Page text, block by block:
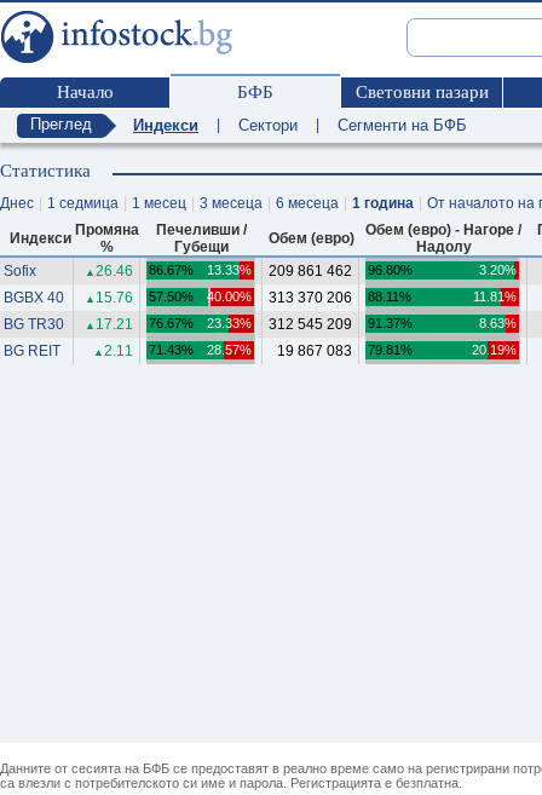
Начало БФБ Световни пазари
Преглед Индекси Сектори Сегменти на БФБ
Статистика
Днес 1 седмица 1 месец 3 месеца 6 месеца 1 година От началото на
Индекси Промяна
%
Печеливши /
Губещи
Обем (евро)
Обем (евро) - Нагоре /
Надолу
Sofix ▲ 26.46 13.33%
86.67% 209 861 462 3.20%
96.80%
BGBX 40 ▲ 15.76 40.00%
57.50% 313 370 206 11.81%
88.11%
BG TR30 ▲ 17.21 23.33%
76.67% 312 545 209 8.63%
91.37%
BG REIT ▲ 2.11 28.57%
71.43% 19 867 083 20.19%
79.81%
Данните от сесията на БФБ се предоставят в реално време само на регистрирани
са влезли с потребителското си име и парола. Регистрацията е безплатна.